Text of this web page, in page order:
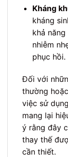
Kháng
kháng
khả
nhiễm
phục hồi.
Đối với
thường
việc sử
mang lại
ý rằng đây
thay thế
cần thiết.